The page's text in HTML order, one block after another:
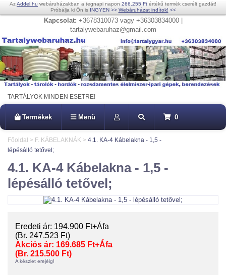
AzAddel.hu webáruházakban a tegnapi napon 266.255 Ft értékű termék cserélt gazdát!
Próbálja ki Ön is INGYEN >> Webáruházat indítok! <<
Kapcsolat: +3678310073 vagy +36303834000 |
tartalywebaruhaz@gmail.com
TARTÁLYOK MINDEN ESETRE!
Termékek Menü 0
Főoldal > F. KÁBELAKNÁK > 4.1. KA-4 Kábelakna - 1,5 -
lépésálló tetővel;
4.1. KA-4 Kábelakna - 1,5 -
lépésálló tetővel;
Eredeti ár: 194.900 Ft+Áfa
(Br. 247.523 Ft)
Akciós ár: 169.685 Ft+Áfa
(Br. 215.500 Ft)
A készlet erejéig!